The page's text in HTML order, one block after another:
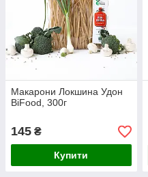
Макарони Локшина Удон
BiFood, 300г
145 ₴
Купити